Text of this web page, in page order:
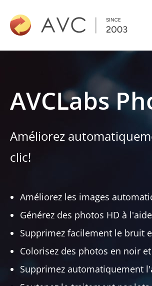
AVCLabs
Améliorez
clic!
Améliorez les images
Générez des photos HD à
Supprimez facilement le bruit
Colorisez des photos en noir
Supprimez automatiquement